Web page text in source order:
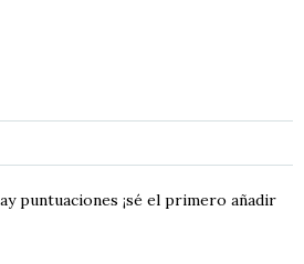
puntuaciones ¡sé el primero añadir